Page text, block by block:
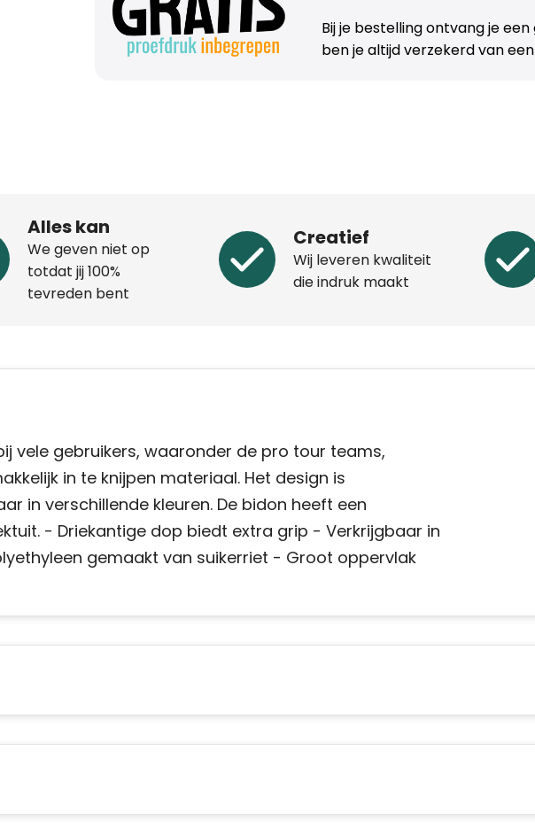
Bij je bestelling ontvang je
ben je altijd verzekerd van
Alles kan
We geven niet op
totdat jij 100%
tevreden bent
Creatief
Wij leveren kwaliteit
die indruk maakt
vele gebruikers, waaronder de pro tour teams,
in te knijpen materiaal. Het design is
in verschillende kleuren. De bidon heeft een
- Driekantige dop biedt extra grip - Verkrijgbaar in
gemaakt van suikerriet - Groot oppervlak